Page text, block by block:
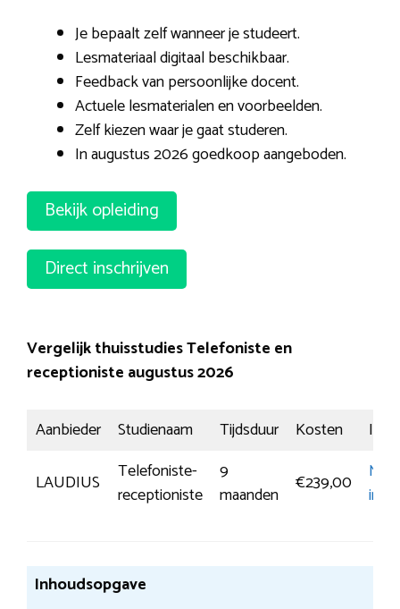
Je bepaalt zelf wanneer je studeert.
Lesmateriaal digitaal beschikbaar.
Feedback van persoonlijke docent.
Actuele lesmaterialen en voorbeelden.
Zelf kiezen waar je gaat studeren.
In augustus 2026 goedkoop aangeboden.
Bekijk opleiding
Direct inschrijven
Vergelijk thuisstudies Telefoniste en
receptioniste augustus 2026
Aanbieder Studienaam Tijdsduur Kosten
LAUDIUS
Telefoniste-
receptioniste
9
maanden
€239,00
Inhoudsopgave